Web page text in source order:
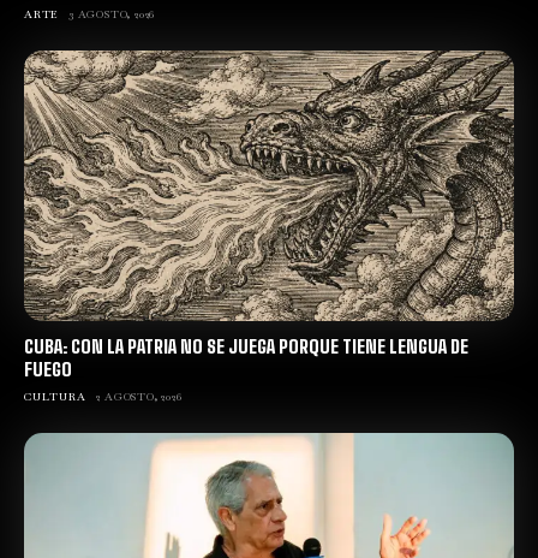
ARTE 3 AGOSTO, 2026
CUBA: CON LA PATRIA NO SE JUEGA PORQUE TIENE LENGUA DE
FUEGO
CULTURA 2 AGOSTO, 2026